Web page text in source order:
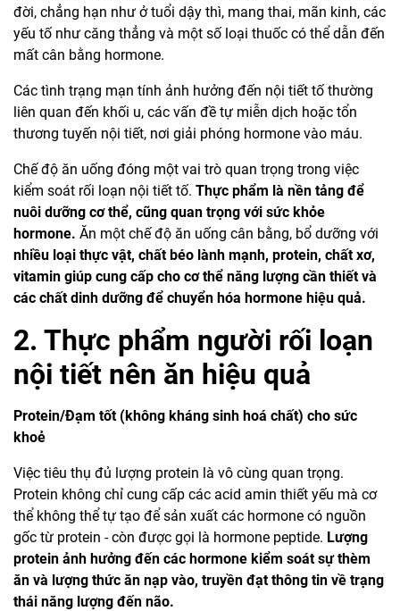
đời, chẳng hạn như ở tuổi dậy thì, mang thai, mãn kinh, các
yếu tố như căng thẳng và một số loại thuốc có thể dẫn đến
mất cân bằng hormone.
Các tình trạng mạn tính ảnh hưởng đến nội tiết tố thường
liên quan đến khối u, các vấn đề tự miễn dịch hoặc tổn
thương tuyến nội tiết, nơi giải phóng hormone vào máu.
Chế độ ăn uống đóng một vai trò quan trọng trong việc
kiểm soát rối loạn nội tiết tố. Thực phẩm là nền tảng để
nuôi dưỡng cơ thể, cũng quan trọng với sức khỏe
hormone. Ăn một chế độ ăn uống cân bằng, bổ dưỡng với
nhiều loại thực vật, chất béo lành mạnh, protein, chất xơ,
vitamin giúp cung cấp cho cơ thể năng lượng cần thiết và
các chất dinh dưỡng để chuyển hóa hormone hiệu quả.
2. Thực phẩm người rối loạn
nội tiết nên ăn hiệu quả
Protein/Đạm tốt (không kháng sinh hoá chất) cho sức
khoẻ
Việc tiêu thụ đủ lượng protein là vô cùng quan trọng.
Protein không chỉ cung cấp các acid amin thiết yếu mà cơ
thể không thể tự tạo để sản xuất các hormone có nguồn
gốc từ protein - còn được gọi là hormone peptide. Lượng
protein ảnh hưởng đến các hormone kiểm soát sự thèm
ăn và lượng thức ăn nạp vào, truyền đạt thông tin về trạng
thái năng lượng đến não.